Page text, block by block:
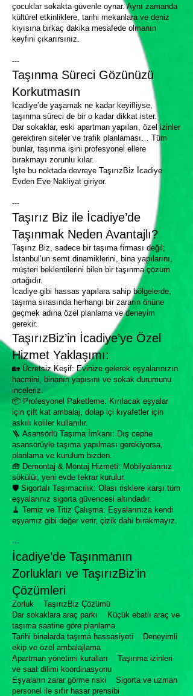
çocuklar sokakta güvenle oynar. Aynı zamanda
kültürel etkinliklere, tarihi mekanlara ve deniz
kıyısına birkaç dakika mesafede olmanın
keyfini çıkarırsınız.
---
Taşınma Süreci Gözünüzü
Korkutmasın
İcadiye’de yaşamak ne kadar keyifliyse,
taşınma süreci de bir o kadar dikkat ister.
Dar sokaklar, eski apartman yapıları, özel izinler
gerektiren siteler ve trafik planlaması… Tüm
bunlar, taşınma işini profesyonel ellere
bırakmayı zorunlu kılar.
İşte bu noktada devreye TaşırızBiz İcadiye
Evden Eve Nakliyat giriyor.
---
Taşırız Biz ile İcadiye’de
Taşınmak Neden Avantajlı?
Taşırız Biz, sadece bir taşıma firması değil;
İstanbul’un semt dinamiklerini, bina yapılarını,
müşteri beklentilerini bilen bir taşınma çözüm
ortağıdır.
İcadiye gibi hassas yapılara sahip bölgelerde,
taşıma sırasında herhangi bir zararın önüne
geçmek adına özel planlama ve deneyim
gerekir.
TaşırızBiz’in İcadiye’ye Özel
Hizmet Yaklaşımı:
🏡 Ücretsiz Keşif: Evinize gelerek eşyalarınızın
hacmini, binanın yapısını ve sokak durumunu
inceleriz.
📦 Profesyonel Paketleme: Kırılacak eşyalar
için çift kat ambalaj, dolap içi kıyafetler için
askılı koliler kullanılır.
🪜 Asansörlü Taşıma İmkanı: Dış cephe
asansörüyle taşıma yapılması gerekiyorsa,
planlama ve kurulum bizden.
🧰 Demontaj & Montaj Hizmeti: Mobilyalarınız
sökülür, yeni evde tekrar kurulur.
🛡 Sigortalı Taşımacılık: Olası risklere karşı tüm
eşyalarınız sigorta güvencesi altındadır.
🧹 Temiz ve Titiz Çalışma: Eşyalarınıza kendi
eşyamız gibi değer verir, çizik dahi bırakmayız.
---
İcadiye’de Taşınmanın
Zorlukları ve TaşırızBiz’in
Çözümleri
Zorluk TaşırızBiz Çözümü
Dar sokaklara araç parkı Küçük ebatlı araç ve
taşıma saatine göre planlama
Tarihi binalarda taşıma hassasiyeti Deneyimli
ekip ve özel ambalajlama
Apartman yönetimi kuralları Taşınma izinleri
ve saat dilimi koordinasyonu
Eşyaların zarar görme riski Sigorta ve uzman
personel ile sıfır hasar prensibi